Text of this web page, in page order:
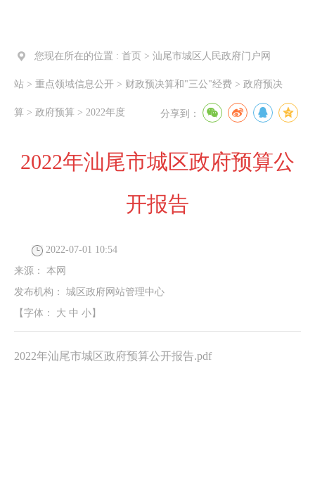
您现在所在的位置 : 首页 > 汕尾市城区人民政府门户网
站 > 重点领域信息公开 > 财政预决算和"三公"经费 > 政府预决
算 > 政府预算 > 2022年度 分享到：
2022年汕尾市城区政府预算公
开报告
2022-07-01 10:54
来源： 本网
发布机构： 城区政府网站管理中心
【字体： 大 中 小 】
2022年汕尾市城区政府预算公开报告.pdf